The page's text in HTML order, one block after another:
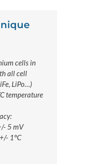
cells in
all cell
LiPo…)
temperature
5 mV
1°C